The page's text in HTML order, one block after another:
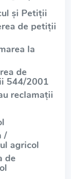
și Petiții
de petiții
la
de
544/2001
reclamații
/
agricol
de